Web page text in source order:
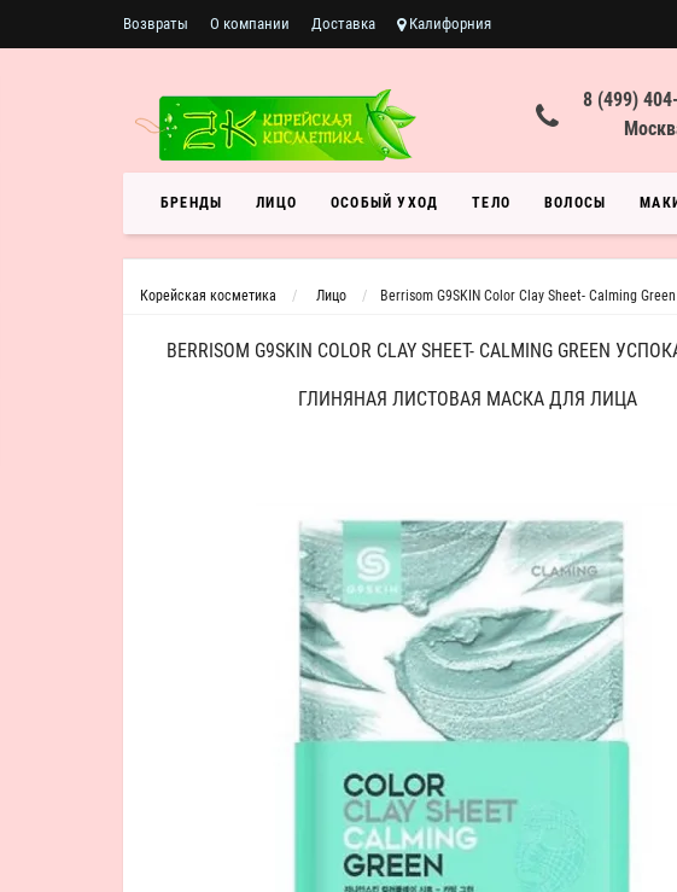
Возвраты О компании Доставка Калифорния
8 (499)
БРЕНДЫ ЛИЦО ОСОБЫЙ УХОД ТЕЛО ВОЛОСЫ
Корейская косметика Лицо Berrisom G9SKIN Color Clay Sheet- Calming
BERRISOM G9SKIN COLOR CLAY SHEET- CALMING GREEN
ГЛИНЯНАЯ ЛИСТОВАЯ МАСКА ДЛЯ ЛИЦА